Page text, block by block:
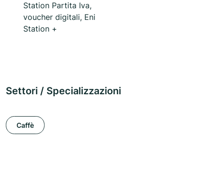
Station Partita Iva,
voucher digitali, Eni
Station +
Settori / Specializzazioni
Caffè